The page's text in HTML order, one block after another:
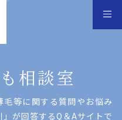
相談室
等に関する質問やお悩み
が回答するQ＆Aサイトで